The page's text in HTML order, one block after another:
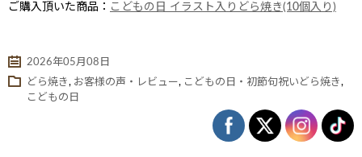
ご購入頂いた商品： こどもの日 イラスト入りどら焼き(10個入り)
2026年05月08日
どら焼き, お客様の声・レビュー, こどもの日・初節句祝いどら焼き,
こどもの日